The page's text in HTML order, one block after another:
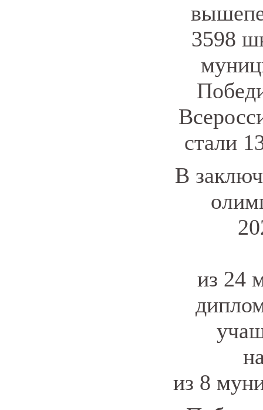
3598
стали
В
из 24
из 8